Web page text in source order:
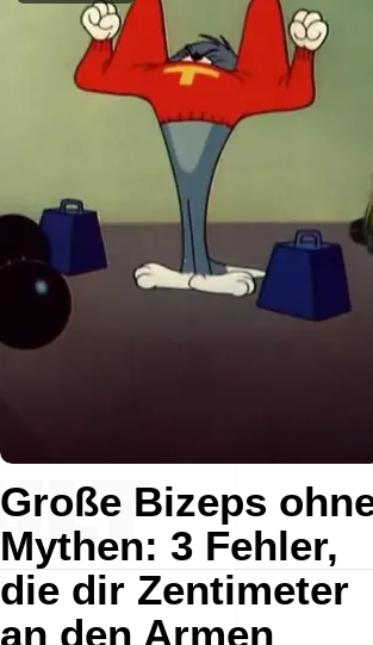
Große Bizeps
Mythen: 3 Fehler,
die dir Zentimeter
an den Armen